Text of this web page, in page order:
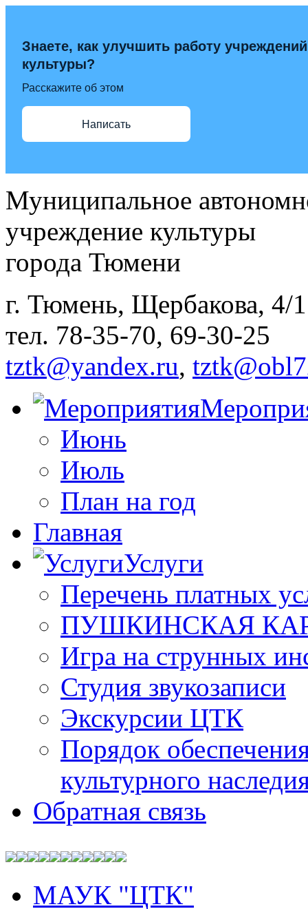
Знаете, как улучшить работу учреждений
культуры?
Расскажите об этом
Написать
Муниципальное
учреждение культуры
города Тюмени
г. Тюмень, Щербакова, 4/
тел. 78-35-70, 69-30-25
tztk@yandex.ru,
Июнь
Июль
План на год
Главная
Услуги
Перечень платных
ПУШКИНСКАЯ
Игра на струнных
Студия звукозаписи
Экскурсии ЦТК
Порядок
культурного
Обратная связь
МАУК "ЦТК"